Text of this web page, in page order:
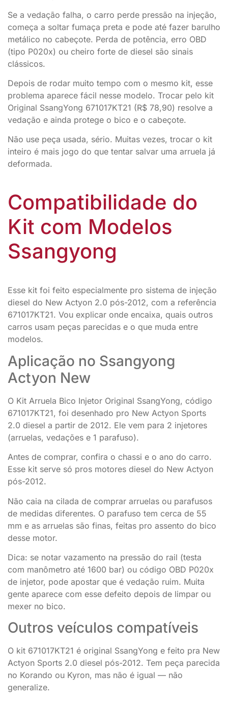
Se a vedação falha, o carro perde pressão na injeção,
começa a soltar fumaça preta e pode até fazer barulho
metálico no cabeçote. Perda de potência, erro OBD
(tipo P020x) ou cheiro forte de diesel são sinais
clássicos.
Depois de rodar muito tempo com o mesmo kit, esse
problema aparece fácil nesse modelo. Trocar pelo kit
Original SsangYong 671017KT21 (R$ 78,90) resolve a
vedação e ainda protege o bico e o cabeçote.
Não use peça usada, sério. Muitas vezes, trocar o kit
inteiro é mais jogo do que tentar salvar uma arruela já
deformada.
Compatibilidade do
Kit com Modelos
Ssangyong
Esse kit foi feito especialmente pro sistema de injeção
diesel do New Actyon 2.0 pós-2012, com a referência
671017KT21. Vou explicar onde encaixa, quais outros
carros usam peças parecidas e o que muda entre
modelos.
Aplicação no Ssangyong
Actyon New
O Kit Arruela Bico Injetor Original SsangYong, código
671017KT21, foi desenhado pro New Actyon Sports
2.0 diesel a partir de 2012. Ele vem para 2 injetores
(arruelas, vedações e 1 parafuso).
Antes de comprar, confira o chassi e o ano do carro.
Esse kit serve só pros motores diesel do New Actyon
pós-2012.
Não caia na cilada de comprar arruelas ou parafusos
de medidas diferentes. O parafuso tem cerca de 55
mm e as arruelas são finas, feitas pro assento do bico
desse motor.
Dica: se notar vazamento na pressão do rail (testa
com manômetro até 1600 bar) ou código OBD P020x
de injetor, pode apostar que é vedação ruim. Muita
gente aparece com esse defeito depois de limpar ou
mexer no bico.
Outros veículos compatíveis
O kit 671017KT21 é original SsangYong e feito pra New
Actyon Sports 2.0 diesel pós-2012. Tem peça parecida
no Korando ou Kyron, mas não é igual — não
generalize.